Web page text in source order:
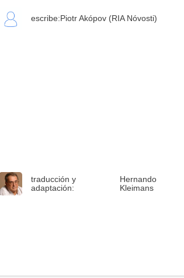
escribe:Piotr Akópov (RIA Nóvosti)
traducción y
adaptación:
Hernando
Kleimans